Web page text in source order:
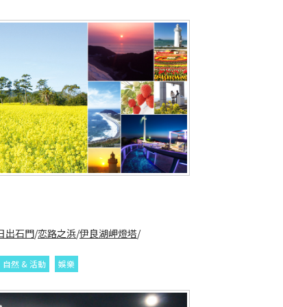
出石門/恋路之浜/伊良湖岬燈塔/
自然 & 活動 娛樂